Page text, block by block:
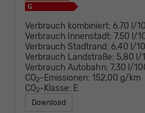
Verbrauch kombiniert: 6,70 l/
Verbrauch Innenstadt: 7,50 l/
Verbrauch Stadtrand: 6,40 l/
Verbrauch Landstraße: 5,80 l/
Verbrauch Autobahn: 7,30 l/
CO2-Emissionen: 152,00 g/km
CO2-Klasse: E
Download